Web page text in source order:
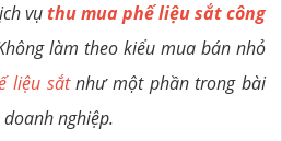
vụthu mua phế liệu sắt công
làm theo kiểu mua bán nhỏ
liệu sắtnhư một phần trong bài
nghiệp.